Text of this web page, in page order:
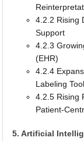
4.2.2 Rising
Support
4.2.3
(EHR)
4.2.4
Labeling
4.2.5 Rising
Patient-
5. Artificial